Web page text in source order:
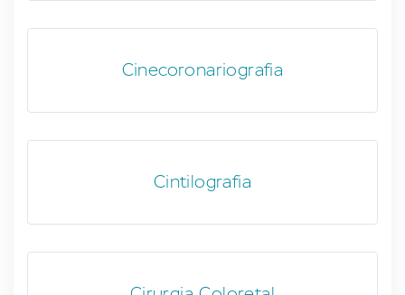
Cinecoronariografia
Cintilografia